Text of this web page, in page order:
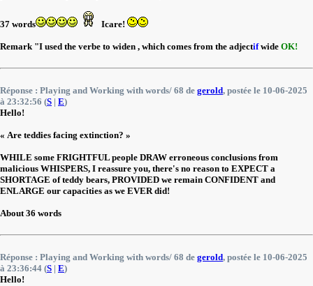
37 words Icare!
Remark "I used the verbe to widen , which comes from the adjectifwide OK!
Réponse : Playing and Working with words/ 68 de gerold, postée le 10-06-2025
à 23:32:56 (S | E)
Hello!
« Are teddies facing extinction? »
WHILE some FRIGHTFUL people DRAW erroneous conclusions from
malicious WHISPERS, I reassure you, there's no reason to EXPECT a
SHORTAGE of teddy bears, PROVIDED we remain CONFIDENT and
ENLARGE our capacities as we EVER did!
About 36 words
Réponse : Playing and Working with words/ 68 de gerold, postée le 10-06-2025
à 23:36:44 (S | E)
Hello!